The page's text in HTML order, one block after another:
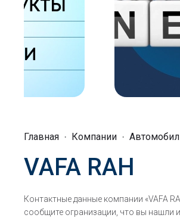
Главная Компании
VAFA RAH
Контактные данные компании «VAFA
сообщите огранизации, что вы нашли